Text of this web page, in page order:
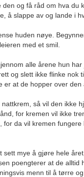
og få råd om hva du
å slappe av og lande i
huden nøye.
med et smil.
alle årene hun har
og slett ikke flinke nok
er at de hopper over den
så vil den ikke
for kremen vil ikke
for da vil kremen fungere
sett mye å gjøre hele
poengterer at de alltid
menn til å tørre